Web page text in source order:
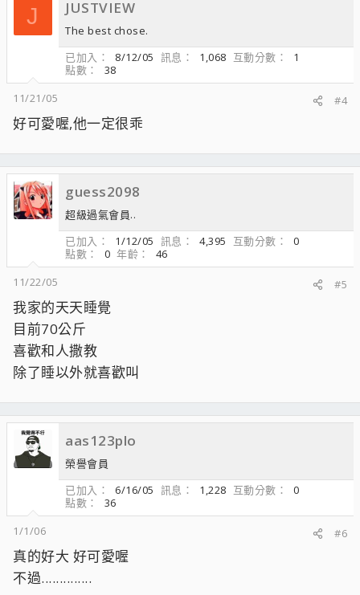
J JUSTVIEW
The best chose.
已加入
8/12/05 訊息 1,068 互動分數
1
點數
38
11/21/05
#4
好可愛喔,他一定很乖
guess2098
超級過氣會員..
已加入
1/12/05 訊息 4,395 互動分數
0
點數
0 年齡
46
11/22/05
#5
我家的天天睡覺
目前70公斤
喜歡和人撒教
除了睡以外就喜歡叫
aas123plo
榮譽會員
已加入
6/16/05 訊息 1,228 互動分數
0
點數
36
1/1/06
#6
真的好大 好可愛喔
不過..............